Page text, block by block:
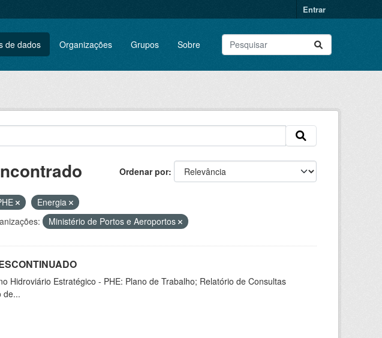
Entrar
de dados Organizações Grupos Sobre
Ordenar por
Energia
Ministério de Portos e Aeroportos
Hidroviário Estratégico - PHE: Plano de Trabalho; Relatório de Consultas
de...